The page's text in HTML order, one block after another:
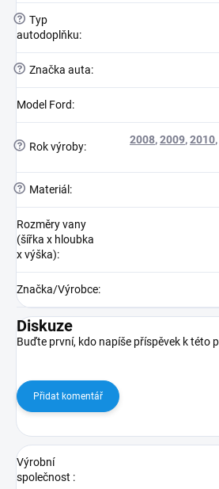
? Typ
autodoplňku:
? Značka auta:
Model Ford:
? Rok výroby:
2008,2009,2010,
? Materiál :
Rozměry vany
(šířka x hloubka
x výška):
Značka/Výrobce:
Diskuze
Buďte první, kdo napíše příspěvek k této
Přidat komentář
Výrobní
společnost :